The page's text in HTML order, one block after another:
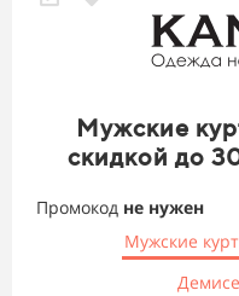
Мужские
скидкой до
Промокод не нужен
Мужские